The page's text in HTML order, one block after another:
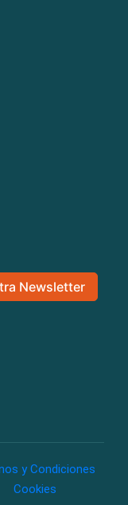
Newsletter
y Condiciones
Cookies